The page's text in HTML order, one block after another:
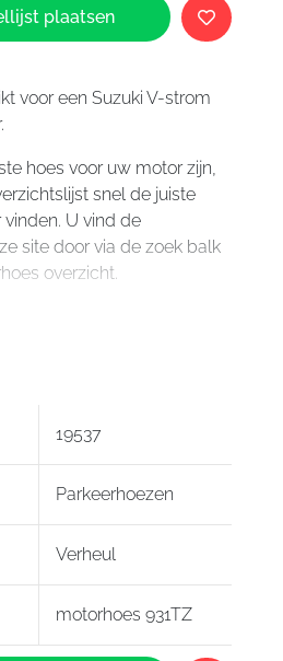
plaatsen
voor een Suzuki V-strom
hoes voor uw motor zijn,
snel de juiste
U vind de
site door via de zoek balk
overzicht.
u uw motor nu
zijn ademend, bestand
condensvorming
Daarnaast
op den duur dof laat lijken.
19537
Parkeerhoezen
Verheul
motorhoes 931TZ